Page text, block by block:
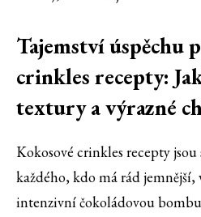
Tajemství úspěchu
crinkles recepty:
textury a výrazné
Kokosové crinkles recepty
každého, kdo má rád jemnější,
intenzivní čokoládovou